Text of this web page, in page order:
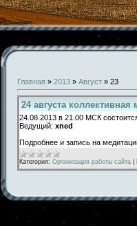
Главная » 2013 » Август » 23
24 августа коллективная
24.08.2013 в 21.00 МСК
Ведущий: xned
Подробнее и запись на
Категория: Организация работы сайта